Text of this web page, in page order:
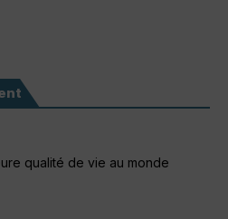
qualité de vie au monde